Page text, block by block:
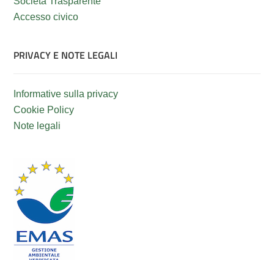
Accesso civico
PRIVACY E NOTE LEGALI
Informative sulla privacy
Cookie Policy
Note legali